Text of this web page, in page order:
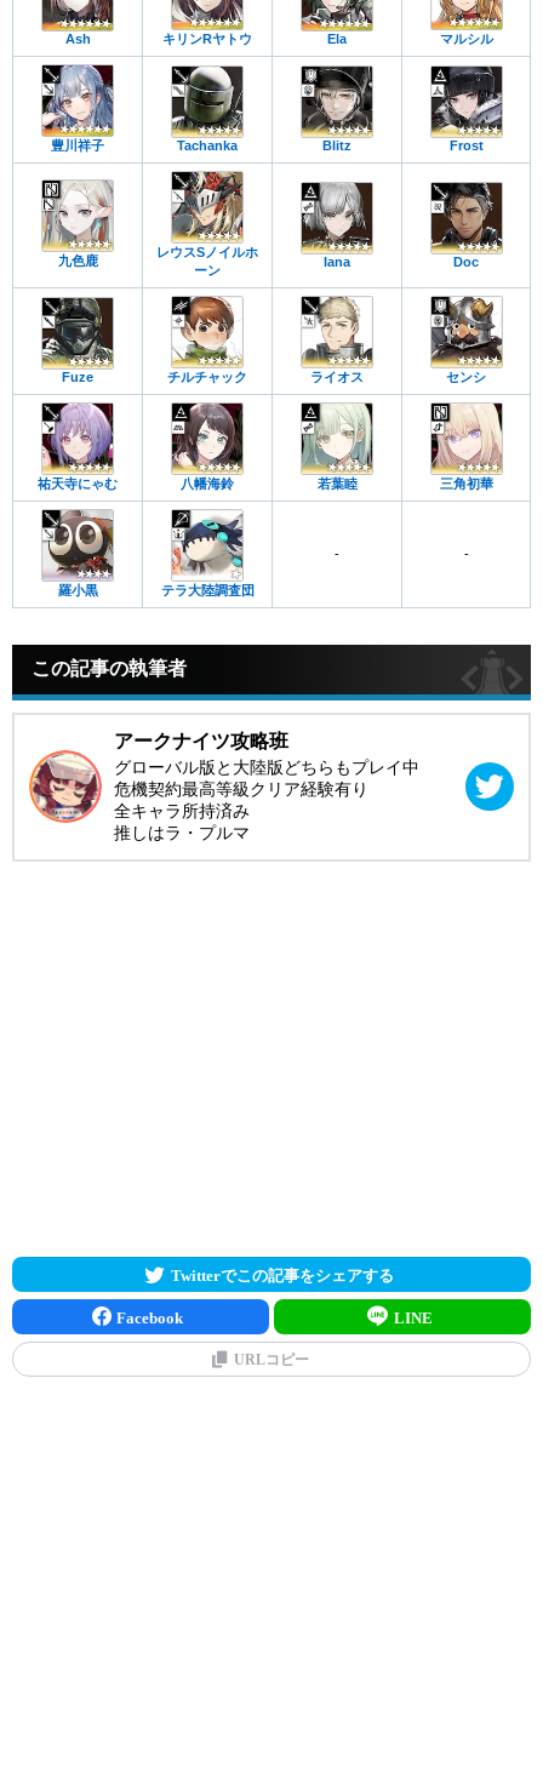
Ash キリンRヤトウ Ela マルシル
豊川祥子 Tachanka Blitz Frost
九色鹿
レウスSノイルホ
ーン
Iana Doc
Fuze チルチャック ライオス センシ
祐天寺にゃむ 八幡海鈴 若葉睦 三角初華
羅小黒 テラ大陸調査団
- -
この記事の執筆者
アークナイツ攻略班
グローバル版と大陸版どちらもプレイ中
危機契約最高等級クリア経験有り
全キャラ所持済み
推しはラ・プルマ
Twitterでこの記事をシェアする
Facebook LINE
URLコピー